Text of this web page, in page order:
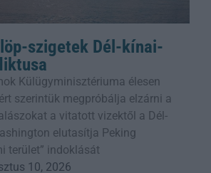
szigetek Dél-kínai-
Külügyminisztériuma élesen
szerintük megpróbálja elzárni a
a vitatott vizektől a Dél-
elutasítja Peking
terület” indoklását
10, 2026